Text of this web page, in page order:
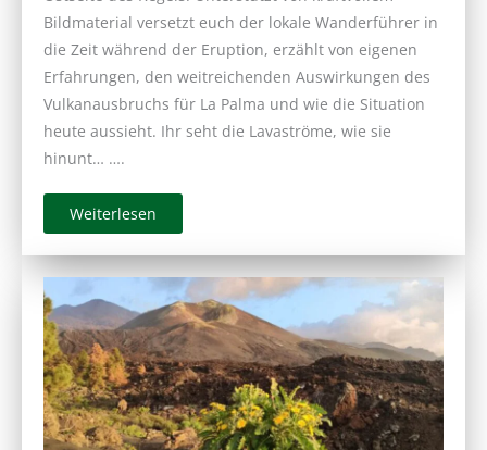
Bildmaterial versetzt euch der lokale Wanderführer in
die Zeit während der Eruption, erzählt von eigenen
Erfahrungen, den weitreichenden Auswirkungen des
Vulkanausbruchs für La Palma und wie die Situation
heute aussieht. Ihr seht die Lavaströme, wie sie
hinunt… ….
Weiterlesen